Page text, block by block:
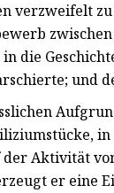
verzweifelt
die
und
Aktivität
er eine